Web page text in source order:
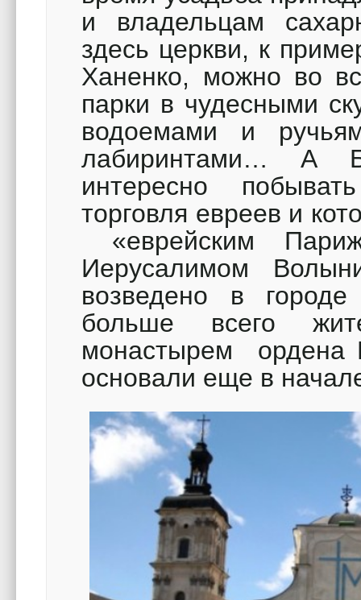
и владельцам
здесь церкви, к
Ханенко, можно во
парки в чудесными
водоемами и
лабиринтами… А
интересно
торговля евреев и
«еврейским
Иерусалимом
возведено в
больше всего
монастырем ордена
основали еще в